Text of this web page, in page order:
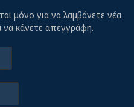
μόνο για να λαμβάνετε νέα
κάνετε απεγγράφη.